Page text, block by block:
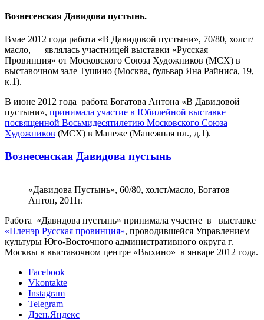
Вознесенская Давидова пустынь.
Вмае 2012 года работа «В Давидовой пустыни», 70/80, холст/
масло, — являлась участницей выставки «Русская
Провинция» от Московского Союза Художников (МСХ) в
выставочном зале Тушино (Москва, бульвар Яна Райниса, 19,
к.1).
В июне 2012 года работа Богатова Антона «В Давидовой
пустыни», принимала участие в Юбилейной выставке
посвященной Восьмидесятилетию Московского Союза
Художников (МСХ) в Манеже (Манежная пл., д.1).
Вознесенская Давидова пустынь
«Давидова Пустынь», 60/80, холст/масло, Богатов
Антон, 2011г.
Работа «Давидова пустынь» принимала участие в выставке
«Пленэр Русская провинция», проводившейся Управлением
культуры Юго-Восточного административного округа г.
Москвы в выставочном центре «Выхино» в январе 2012 года.
Facebook
Vkontakte
Instagram
Telegram
Дзен.Яндекс